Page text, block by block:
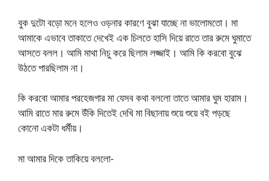
বুক দুটো বড়ো মনে হলেও ওড়নার কারণে বুঝা যাচ্ছে না ভালোমতো। মা
আমাকে এভাবে তাকাতে দেখেই এক চিলতে হাসি দিয়ে রাতে তার রুমে ঘুমাতে
আসতে বলল। আমি মাথা নিচু করে ছিলাম লজ্জাই। আমি কি করবো বুঝে
উঠতে পারছিলাম না।
কি করবো আমার পরহেজগার মা যেসব কথা বললো তাতে আমার ঘুম হারাম।
আমি রাতে মার রুমে উঁকি দিতেই দেখি মা বিছানায় শুয়ে শুয়ে বই পড়ছে
কোনো একটা ধর্মীয়।
মা আমার দিকে তাকিয়ে বললো-